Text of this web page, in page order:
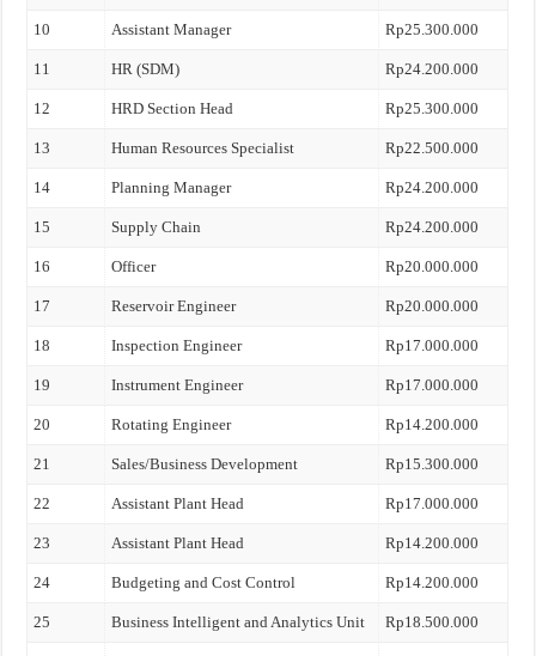
10 Assistant Manager Rp25.300.000
11 HR (SDM) Rp24.200.000
12 HRD Section Head Rp25.300.000
13 Human Resources Specialist Rp22.500.000
14 Planning Manager Rp24.200.000
15 Supply Chain Rp24.200.000
16 Officer Rp20.000.000
17 Reservoir Engineer Rp20.000.000
18 Inspection Engineer Rp17.000.000
19 Instrument Engineer Rp17.000.000
20 Rotating Engineer Rp14.200.000
21 Sales/Business Development Rp15.300.000
22 Assistant Plant Head Rp17.000.000
23 Assistant Plant Head Rp14.200.000
24 Budgeting and Cost Control Rp14.200.000
25 Business Intelligent and Analytics Unit Rp18.500.000